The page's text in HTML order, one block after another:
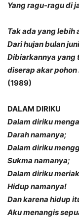
Yang ragu-ragu di
Tak ada yang lebih
Dari hujan bulan juni
Dibiarkannya yang
diserap akar
(1989)
DALAM DIRIKU
Dalam diriku
Darah namanya;
Dalam diriku
Sukma namanya;
Dalam diriku
Hidup namanya!
Dan karena hidup
Aku menangis